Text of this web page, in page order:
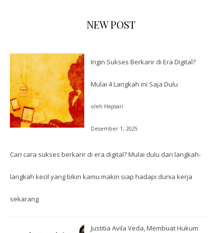
NEW POST
Ingin Sukses Berkarir di Era Digital?
Mulai 4 Langkah ini Saja Dulu
oleh Hapsari
Desember 1, 2025
Cari cara sukses berkarir di era digital? Mulai dulu dari langkah-
langkah kecil yang bikin kamu makin siap hadapi dunia kerja
sekarang
Justitia Avila Veda, Membuat Hukum